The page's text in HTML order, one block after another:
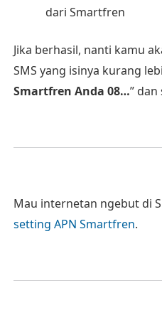
dari Smartfren
Jika berhasil, nanti kamu
SMS yang isinya kurang
Smartfren Anda 08…”
Mau internetan ngebut di
setting APN Smartfren.